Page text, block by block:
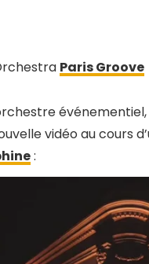
Paris Groove
vidéo au cours
: